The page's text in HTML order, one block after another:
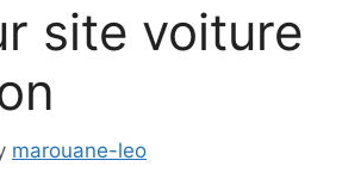
site voiture
marouane-leo